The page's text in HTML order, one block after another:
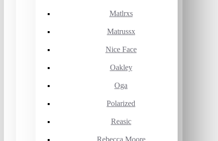
Matlrxs
Matrussx
Nice Face
Oakley
Oga
Polarized
Reasic
Rebecca Moore